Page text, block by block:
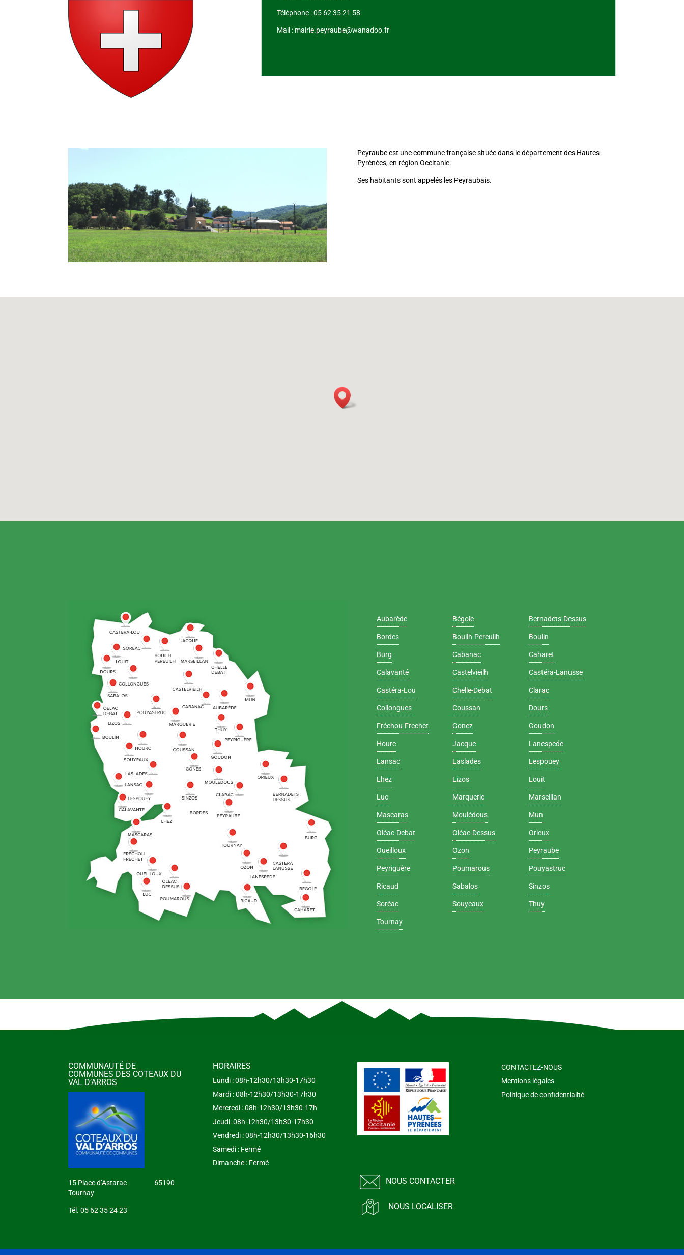
Téléphone : 05 62 35 21 58
Mail : mairie.peyraube@wanadoo.fr
Peyraube est une commune française située dans le département des Hautes-
Pyrénées, en région Occitanie.
Ses habitants sont appelés les Peyraubais.
Aubarède Bégole Bernadets-Dessus
Bordes Bouilh-Pereuilh Boulin
Burg Cabanac Caharet
Calavanté Castelvieilh Castéra-Lanusse
Castéra-Lou Chelle-Debat Clarac
Collongues Coussan Dours
Fréchou-Frechet Gonez Goudon
Hourc Jacque Lanespede
Lansac Laslades Lespouey
Lhez Lizos Louit
Luc Marquerie Marseillan
Mascaras Moulédous Mun
Oléac-Debat Oléac-Dessus Orieux
Oueilloux Ozon Peyraube
Peyriguère Poumarous Pouyastruc
Ricaud Sabalos Sinzos
Soréac Souyeaux Thuy
Tournay
COMMUNAUTÉ DE
COMMUNES DES COTEAUX DU
VAL D’ARROS
15 Place d’Astarac 65190
Tournay
Tél. 05 62 35 24 23
HORAIRES
Lundi : 08h-12h30/13h30-17h30
Mardi : 08h-12h30/13h30-17h30
Mercredi : 08h-12h30/13h30-17h
Jeudi: 08h-12h30/13h30-17h30
Vendredi : 08h-12h30/13h30-16h30
Samedi : Fermé
Dimanche : Fermé
NOUS CONTACTER
NOUS LOCALISER
CONTACTEZ-NOUS
Mentions légales
Politique de confidentialité